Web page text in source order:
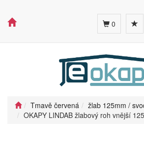
0
Tmavě červená
žlab 125mm /
OKAPY LINDAB žlabový roh vnější